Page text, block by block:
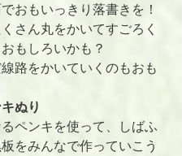
おもいっきり落書きを！
さん丸をかいてすごろく
もしろいかも？
路をかいていくのもおも
ぬり
ペンキを使って、しばふ
をみんなで作っていこう